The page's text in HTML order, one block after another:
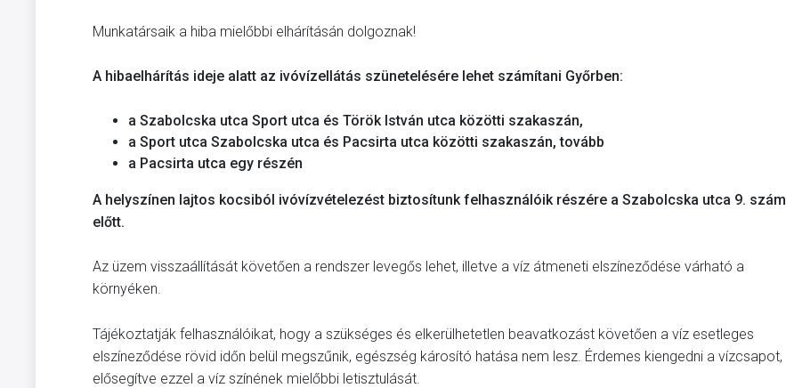
Munkatársaik a hiba mielőbbi elhárításán dolgoznak!
A hibaelhárítás ideje alatt az ivóvízellátás szünetelésére lehet számítani Győrben:
a Szabolcska utca Sport utca és Török István utca közötti szakaszán,
a Sport utca Szabolcska utca és Pacsirta utca közötti szakaszán, tovább
a Pacsirta utca egy részén
A helyszínen lajtos kocsiból ivóvízvételezést biztosítunk felhasználóik részére a Szabolcska utca 9. szám
előtt.
Az üzem visszaállítását követően a rendszer levegős lehet, illetve a víz átmeneti elszíneződése várható a
környéken.
Tájékoztatják felhasználóikat, hogy a szükséges és elkerülhetetlen beavatkozást követően a víz esetleges
elszíneződése rövid időn belül megszűnik, egészség károsító hatása nem lesz. Érdemes kiengedni a vízcsapot,
elősegítve ezzel a víz színének mielőbbi letisztulását.